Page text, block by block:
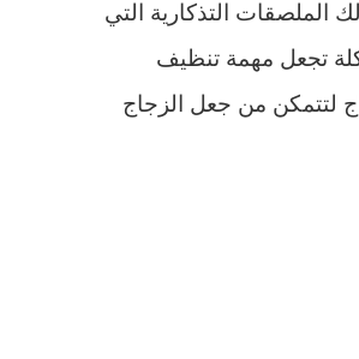
الملصقات التذكارية التي
تجعل مهمة تنظيف
لتتمكن من جعل الزجاج